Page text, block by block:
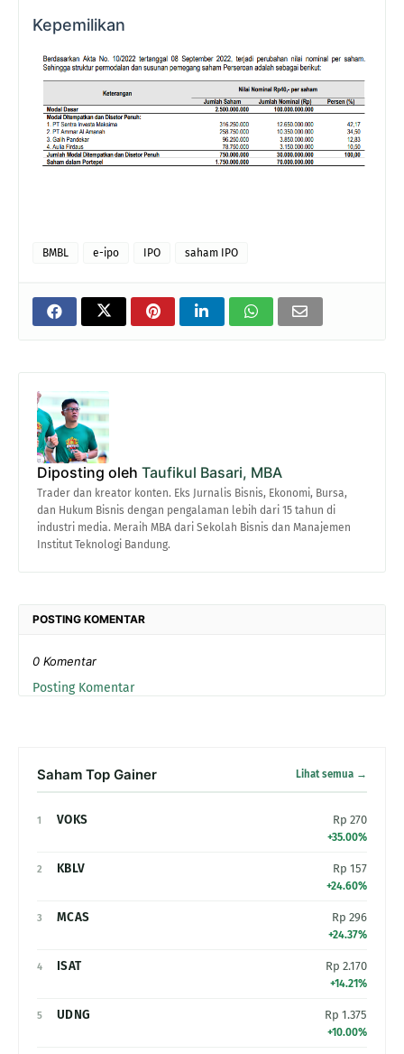
Kepemilikan
BMBL e-ipo IPO saham IPO
Diposting oleh Taufikul Basari, MBA
Trader dan kreator konten. Eks Jurnalis Bisnis, Ekonomi, Bursa,
dan Hukum Bisnis dengan pengalaman lebih dari 15 tahun di
industri media. Meraih MBA dari Sekolah Bisnis dan Manajemen
Institut Teknologi Bandung.
POSTING KOMENTAR
0 Komentar
Posting Komentar
Saham Top Gainer Lihat semua →
1 VOKS Rp 270
+35.00%
2 KBLV Rp 157
+24.60%
3 MCAS Rp 296
+24.37%
4 ISAT Rp 2.170
+14.21%
5 UDNG Rp 1.375
+10.00%